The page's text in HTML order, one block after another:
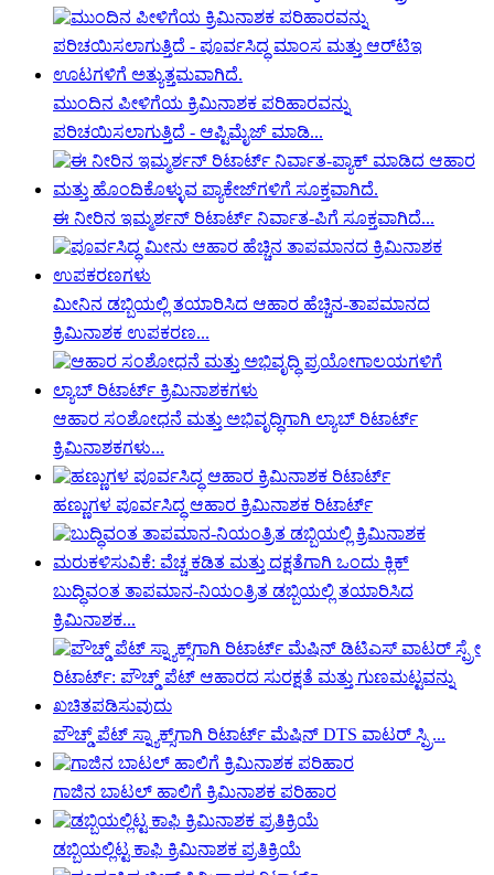
ಮುಂದಿನ ಪೀಳಿಗೆಯ ಕ್ರಿಮಿನಾಶಕ ಪರಿಹಾರವನ್ನು
ಪರಿಚಯಿಸಲಾಗುತ್ತಿದೆ - ಆಪ್ಟಿಮೈಜ್ ಮಾಡಿ...
ಈ ನೀರಿನ ಇಮ್ಮರ್ಶನ್ ರಿಟಾರ್ಟ್ ನಿರ್ವಾತ-ಪಿಗೆ ಸೂಕ್ತವಾಗಿದೆ...
ಮೀನಿನ ಡಬ್ಬಿಯಲ್ಲಿ ತಯಾರಿಸಿದ ಆಹಾರ ಹೆಚ್ಚಿನ-ತಾಪಮಾನದ
ಕ್ರಿಮಿನಾಶಕ ಉಪಕರಣ...
ಆಹಾರ ಸಂಶೋಧನೆ ಮತ್ತು ಅಭಿವೃದ್ಧಿಗಾಗಿ ಲ್ಯಾಬ್ ರಿಟಾರ್ಟ್
ಕ್ರಿಮಿನಾಶಕಗಳು...
ಹಣ್ಣುಗಳ ಪೂರ್ವಸಿದ್ಧ ಆಹಾರ ಕ್ರಿಮಿನಾಶಕ ರಿಟಾರ್ಟ್
ಬುದ್ಧಿವಂತ ತಾಪಮಾನ-ನಿಯಂತ್ರಿತ ಡಬ್ಬಿಯಲ್ಲಿ ತಯಾರಿಸಿದ
ಕ್ರಿಮಿನಾಶಕ...
ಪೌಚ್ಡ್ ಪೆಟ್ ಸ್ನ್ಯಾಕ್ಸ್‌ಗಾಗಿ ರಿಟಾರ್ಟ್ ಮೆಷಿನ್ DTS ವಾಟರ್ ಸ್ಪ್ರಿ...
ಗಾಜಿನ ಬಾಟಲ್ ಹಾಲಿಗೆ ಕ್ರಿಮಿನಾಶಕ ಪರಿಹಾರ
ಡಬ್ಬಿಯಲ್ಲಿಟ್ಟ ಕಾಫಿ ಕ್ರಿಮಿನಾಶಕ ಪ್ರತಿಕ್ರಿಯೆ